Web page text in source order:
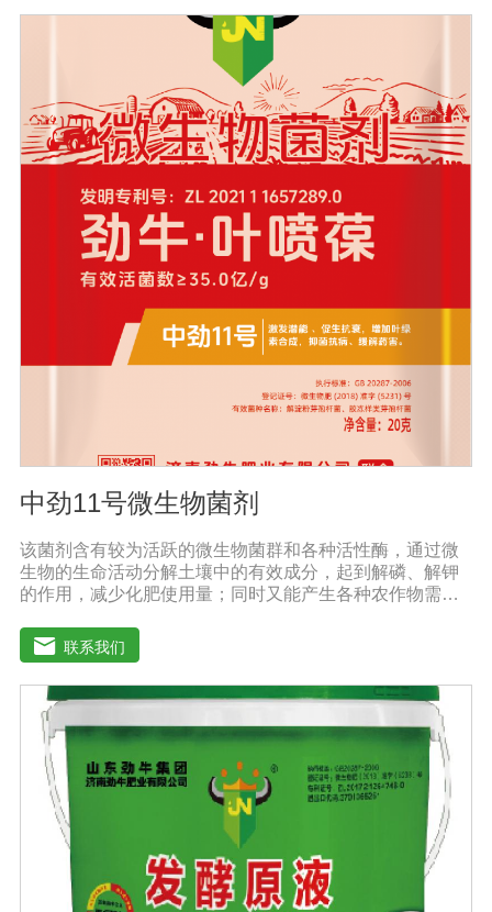
高。【中劲6号微生物菌剂产品功能】 以菌克菌，有益菌
群有效的抑制病原菌的生长，有效缓解根腐、黄化、枯
萎、烂根、根肿、早衰等现象，防止其它土传病害及重茬
的发生。 1、改善土壤养分微生物菌剂能够增强土壤团粒
结构，疏松土壤，提高土壤通透性和保水保肥能力，增加
土壤有机质，调节土壤PH值，活化土壤中的潜在养分，改
善土壤中养分的供应情况，有效解决因连工连作，重茬等
原因造成的减产问题。针对长期使用鸡粪造成的有机酸毒
害，烧根烧菌，病菌虫卵危害，酸碱不平衡等现状采用高
端生物技术精制而成，破除土壤板结，恢复土壤活力、保
肥保水、生物护根、强健植株、保花保果、促进花芽形
成，提高坐果率。 2、解决土壤重金属污染问题微生物菌
剂中的各种菌能有效的对土壤中的重金属进行溶解、氧化
物，对重金属在土壤中的化学行为产生深刻的影响，有效
解决土壤重金属污染问题。
中劲11号微生物菌剂
该菌剂含有较为活跃的微生物菌群和各种活性酶，通过微
生物的生命活动分解土壤中的有效成分，起到解磷、解钾
的作用，减少化肥使用量；同时又能产生各种农作物需要
节植物生长;并且能产生抗生素、系统防卫酶等多种物质，
可以抑制细菌或真菌性病害或诱导系统抗性，间接达到促
进植物生长的作用。【产品功能】1、改善土壤养分：疏松
土壤，提高土壤通透性和保水保肥能力，增加土壤有机
质，防止板结，有效解决因连工连作，重茬等原因造成的
减产问题。2、解磷解钾、提高化肥利用率：有效菌能分解
土壤中的有机质，减少氮肥的流失;其中解钾解磷菌能将土
壤中固化的化学钾肥、化学磷肥分解转化为速效钾、速效
磷。3、改善作物品质：使用菌剂后，作物中的蛋白质、糖
分、氨基酸、维生素等有益成分含量有所提高，起到改善
作物品质的作用。4、增强作物的抗逆性能、提高产量：分
泌赤霉素、细胞分裂素、生长素等活性物质，刺激、调
节、促进作物的生长发育，增强农作物的抗逆性能，有利
联系我们